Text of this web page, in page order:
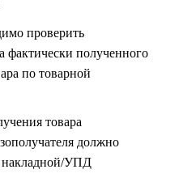
проверить
фактически полученного
по товарной
товара
должно
накладной/УПД